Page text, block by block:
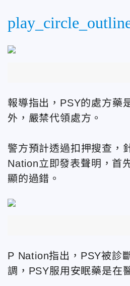
報導指出，PSY的處方藥
外，嚴禁代領處方。
警方預計透過扣押搜查，
Nation立即發表聲明，首
顯的過錯。
P Nation指出，PSY被診
調，PSY服用安眠藥是在